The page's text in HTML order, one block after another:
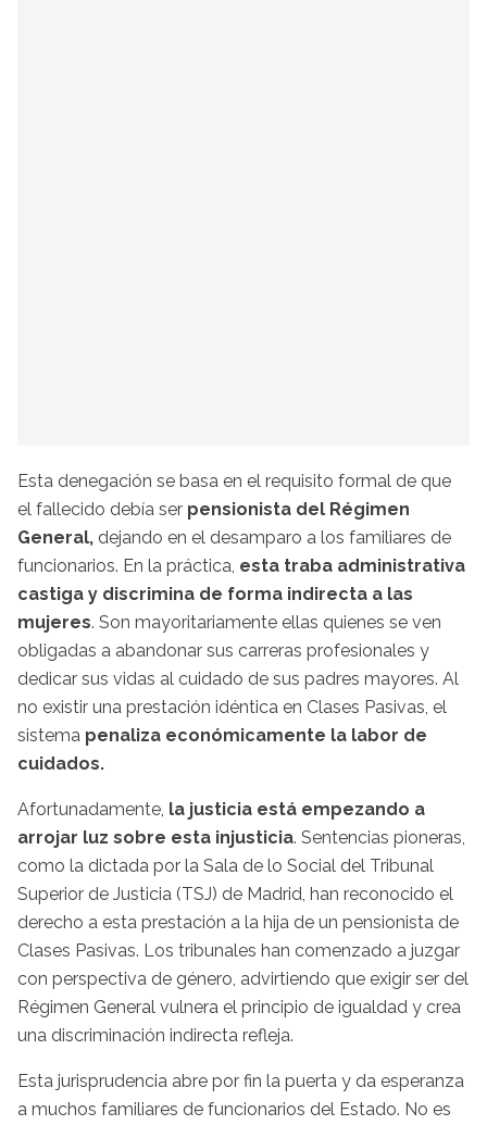
Esta denegación se basa en el requisito formal de que
el fallecido debía ser pensionista del Régimen
General, dejando en el desamparo a los familiares de
funcionarios. En la práctica, esta traba administrativa
castiga y discrimina de forma indirecta a las
mujeres. Son mayoritariamente ellas quienes se ven
obligadas a abandonar sus carreras profesionales y
dedicar sus vidas al cuidado de sus padres mayores. Al
no existir una prestación idéntica en Clases Pasivas, el
sistema penaliza económicamente la labor de
cuidados.
Afortunadamente, la justicia está empezando a
arrojar luz sobre esta injusticia. Sentencias pioneras,
como la dictada por la Sala de lo Social del Tribunal
Superior de Justicia (TSJ) de Madrid, han reconocido el
derecho a esta prestación a la hija de un pensionista de
Clases Pasivas. Los tribunales han comenzado a juzgar
con perspectiva de género, advirtiendo que exigir ser del
Régimen General vulnera el principio de igualdad y crea
una discriminación indirecta refleja.
Esta jurisprudencia abre por fin la puerta y da esperanza
a muchos familiares de funcionarios del Estado. No es